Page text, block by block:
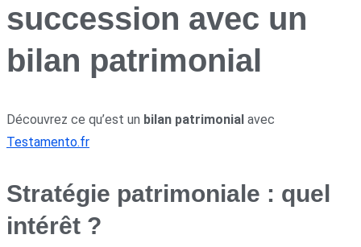
succession avec un
bilan patrimonial
Découvrez ce qu’est un bilan patrimonial avec
Testamento.fr
Stratégie patrimoniale : quel
intérêt ?